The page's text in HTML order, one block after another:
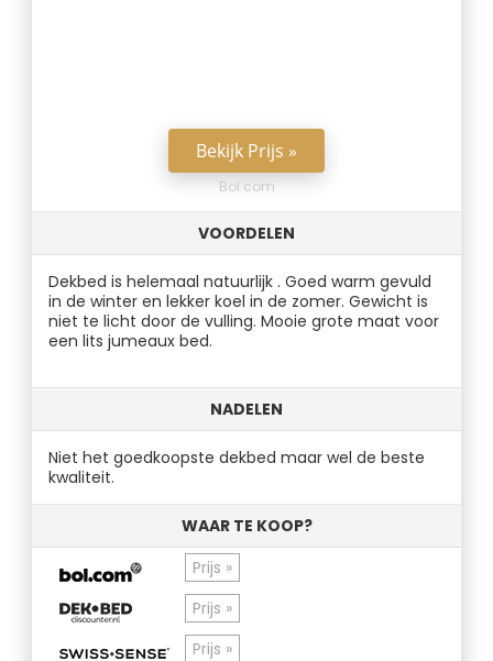
Bekijk Prijs »
Bol.com
VOORDELEN
Dekbed is helemaal natuurlijk . Goed warm gevuld
in de winter en lekker koel in de zomer. Gewicht is
niet te licht door de vulling. Mooie grote maat voor
een lits jumeaux bed.
NADELEN
Niet het goedkoopste dekbed maar wel de beste
kwaliteit.
WAAR TE KOOP?
Prijs »
Prijs »
Prijs »